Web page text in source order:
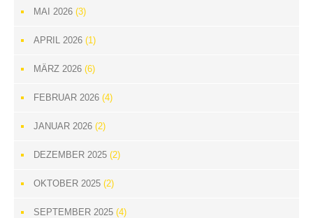
MAI 2026 (3)
APRIL 2026 (1)
MÄRZ 2026 (6)
FEBRUAR 2026 (4)
JANUAR 2026 (2)
DEZEMBER 2025 (2)
OKTOBER 2025 (2)
SEPTEMBER 2025 (4)